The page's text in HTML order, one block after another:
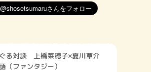
る対談 上橋菜穂子×夏川草介
（ファンタジー）